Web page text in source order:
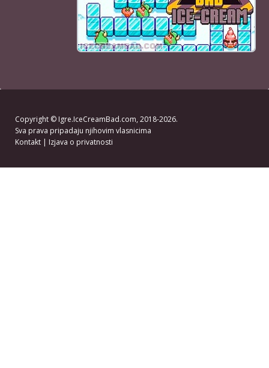
Copyright © Igre.IceCreamBad.com, 2018-2026.
Sva prava pripadaju njihovim vlasnicima
Kontakt | Izjava o privatnosti